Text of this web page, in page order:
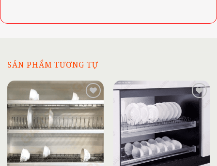
SẢN PHẨM TƯƠNG TỰ
Add to
wishlist